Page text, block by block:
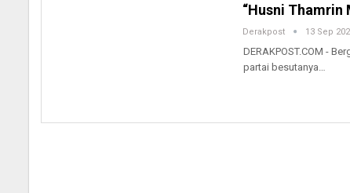
“Husni Thamrin
Derakpost 13 Sep
DERAKPOST.COM -
partai besutanya…